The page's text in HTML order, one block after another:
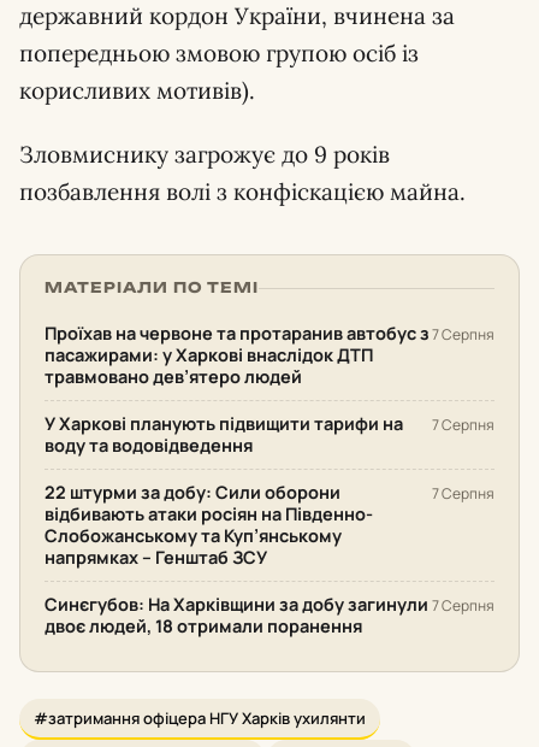
державний кордон України, вчинена за
попередньою змовою групою осіб із
корисливих мотивів).
Зловмиснику загрожує до 9 років
позбавлення волі з конфіскацією майна.
МАТЕРІАЛИ ПО ТЕМІ
Проїхав на червоне та протаранив автобус з
пасажирами: у Харкові внаслідок ДТП
травмовано дев’ятеро людей
7 Серпня
У Харкові планують підвищити тарифи на
воду та водовідведення
7 Серпня
22 штурми за добу: Сили оборони
відбивають атаки росіян на Південно-
Слобожанському та Куп’янському
напрямках – Генштаб ЗСУ
7 Серпня
Синєгубов: На Харківщини за добу загинули
двоє людей, 18 отримали поранення
7 Серпня
#затримання офіцера НГУ Харків ухилянти